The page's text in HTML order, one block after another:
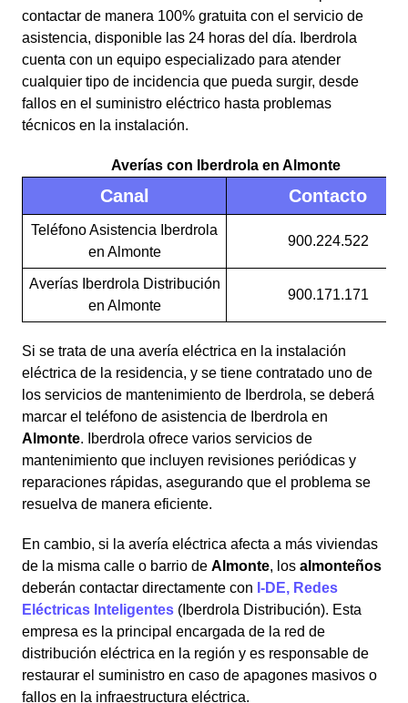
contactar de manera 100% gratuita con el servicio de
asistencia, disponible las 24 horas del día. Iberdrola
cuenta con un equipo especializado para atender
cualquier tipo de incidencia que pueda surgir, desde
fallos en el suministro eléctrico hasta problemas
técnicos en la instalación.
Averías con Iberdrola en Almonte
Canal Contacto
Teléfono Asistencia Iberdrola
en Almonte
900.224.522
Averías Iberdrola Distribución
en Almonte
900.171.171
Si se trata de una avería eléctrica en la instalación
eléctrica de la residencia, y se tiene contratado uno de
los servicios de mantenimiento de Iberdrola, se deberá
marcar el teléfono de asistencia de Iberdrola en
Almonte. Iberdrola ofrece varios servicios de
mantenimiento que incluyen revisiones periódicas y
reparaciones rápidas, asegurando que el problema se
resuelva de manera eficiente.
En cambio, si la avería eléctrica afecta a más viviendas
de la misma calle o barrio de Almonte, los almonteños
deberán contactar directamente con I-DE, Redes
Eléctricas Inteligentes (Iberdrola Distribución). Esta
empresa es la principal encargada de la red de
distribución eléctrica en la región y es responsable de
restaurar el suministro en caso de apagones masivos o
fallos en la infraestructura eléctrica.